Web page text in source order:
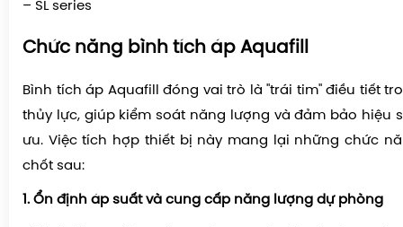
– SL series
Chức năng bình tích áp Aquafill
Bình tích áp Aquafill đóng vai trò là "trái tim" điều tiết
thủy lực, giúp kiểm soát năng lượng và đảm bảo hiệu
ưu. Việc tích hợp thiết bị này mang lại những chức
chốt sau:
1. Ổn định áp suất và cung cấp năng lượng dự phòng